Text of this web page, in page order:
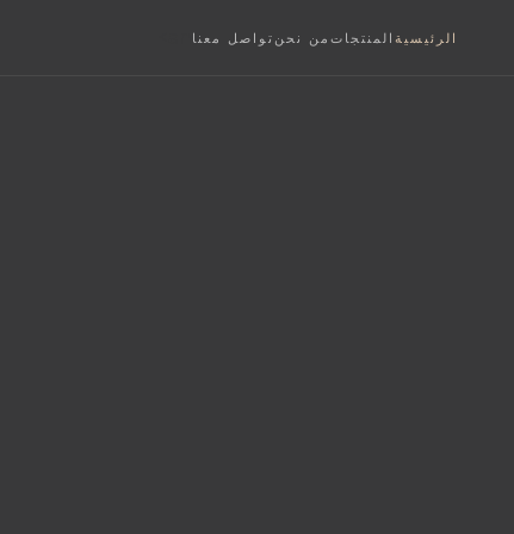
الرئيسية المنتجات من نحن تواصل معنا